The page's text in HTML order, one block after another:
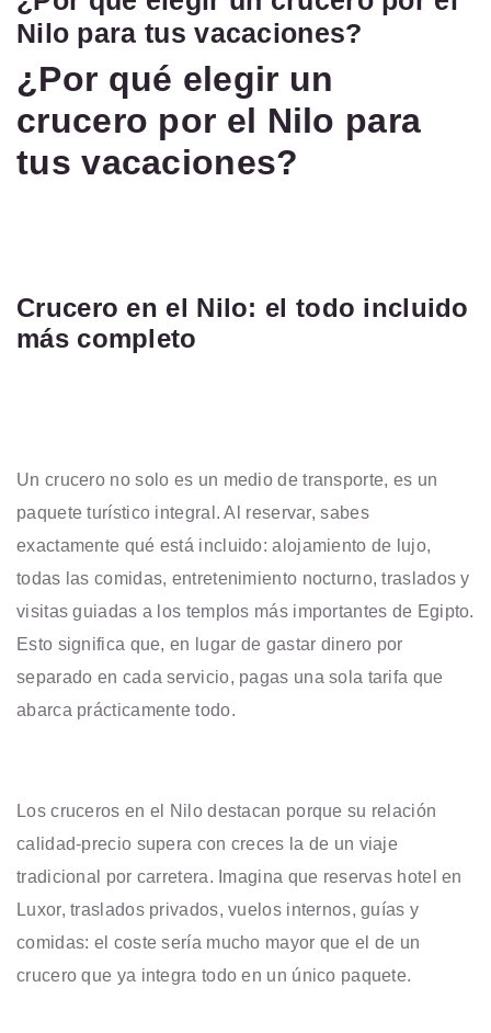
Nilo para tus vacaciones?
¿Por qué elegir un
crucero por el Nilo para
tus vacaciones?
Crucero en el Nilo: el todo incluido
más completo
Un crucero no solo es un medio de transporte, es un
paquete turístico integral. Al reservar, sabes
exactamente qué está incluido: alojamiento de lujo,
todas las comidas, entretenimiento nocturno, traslados y
visitas guiadas a los templos más importantes de Egipto.
Esto significa que, en lugar de gastar dinero por
separado en cada servicio, pagas una sola tarifa que
abarca prácticamente todo.
Los cruceros en el Nilo destacan porque su relación
calidad-precio supera con creces la de un viaje
tradicional por carretera. Imagina que reservas hotel en
Luxor, traslados privados, vuelos internos, guías y
comidas: el coste sería mucho mayor que el de un
crucero que ya integra todo en un único paquete.